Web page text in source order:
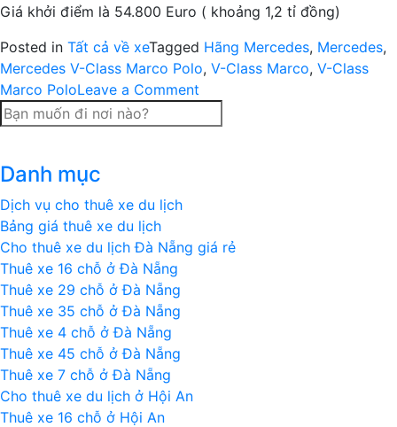
Giá khởi điểm là 54.800 Euro ( khoảng 1,2 tỉ đồng)
Posted in Tất cả về xeTagged Hãng Mercedes, Mercedes,
Mercedes V-Class Marco Polo, V-Class Marco, V-Class
Marco PoloLeave a Comment
V-
Xe
Đặc
Danh mục
Dịch vụ cho thuê xe du lịch
Bảng giá thuê xe du lịch
Cho thuê xe du lịch Đà Nẵng giá rẻ
Thuê xe 16 chỗ ở Đà Nẵng
Thuê xe 29 chỗ ở Đà Nẵng
Thuê xe 35 chỗ ở Đà Nẵng
Thuê xe 4 chỗ ở Đà Nẵng
Thuê xe 45 chỗ ở Đà Nẵng
Thuê xe 7 chỗ ở Đà Nẵng
Cho thuê xe du lịch ở Hội An
Thuê xe 16 chỗ ở Hội An